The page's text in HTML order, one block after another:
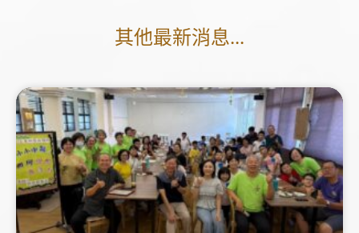
其他最新消息...